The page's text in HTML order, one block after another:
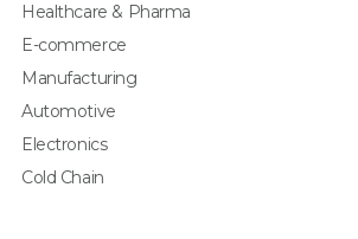
Healthcare & Pharma
E-commerce
Manufacturing
Automotive
Electronics
Cold Chain